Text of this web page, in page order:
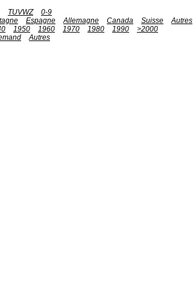
TUVWZ
0-9
Espagne Allemagne Canada Suisse
Autres
1950 1960 1970 1980 1990
>2000
Autres